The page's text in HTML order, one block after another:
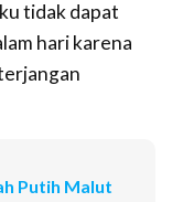
tidak dapat
hari karena
Putih Malut